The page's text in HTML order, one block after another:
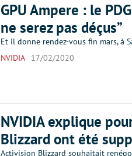
GPU Ampere : le
ne serez pas déçus”
Et il donne rendez-vous fin mars, à
NVIDIA
17/02/2020
NVIDIA explique
Blizzard ont été
Activision Blizzard souhaitait